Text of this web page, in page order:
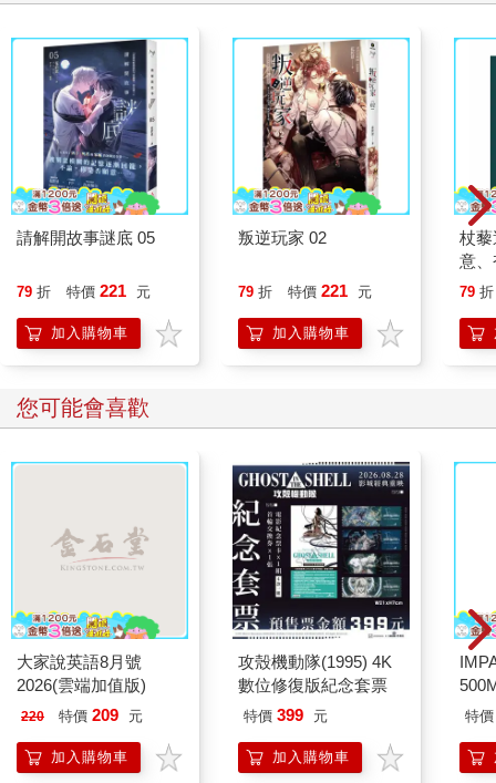
請解開故事謎底 05
79 折 特價 221 元
加入購物車
叛逆玩家 02
79 折 特價 221 元
加入購物車
杖
意
恭
79 折
您可能會喜歡
大家說英語8月號
2026(雲端加值版)
220 特價 209 元
加入購物車
攻殼機動隊(1995) 4K
數位修復版紀念套票
特價 399 元
加入購物車
特價